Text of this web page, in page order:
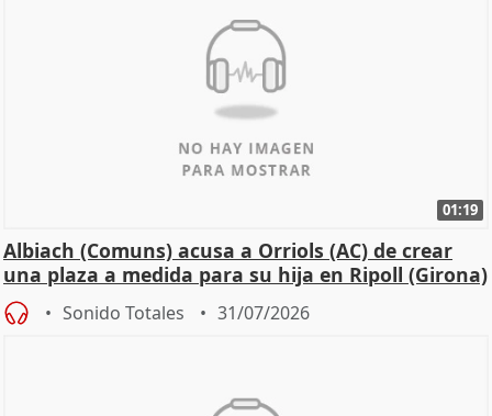
01:19
Albiach (Comuns) acusa a Orriols (AC) de crear
una plaza a medida para su hija en Ripoll (Girona)
Sonido Totales 31/07/2026